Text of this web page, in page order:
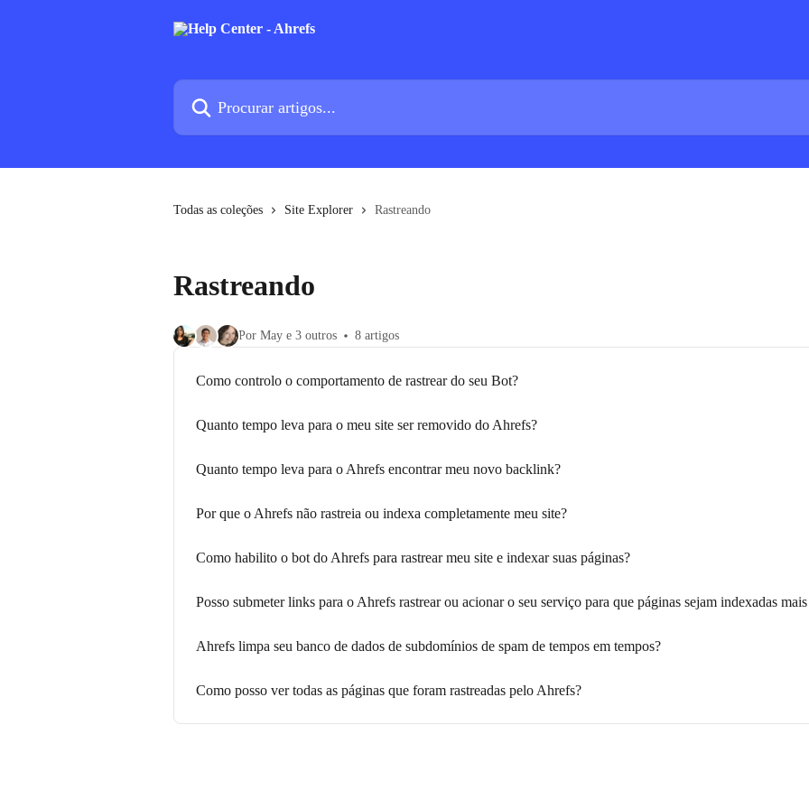
Procurar artigos...
Todas as coleções Site Explorer Rastreando
Rastreando
Por May e 3 outros 8 artigos
Como controlo o comportamento de rastrear do seu Bot?
Quanto tempo leva para o meu site ser removido do Ahrefs?
Quanto tempo leva para o Ahrefs encontrar meu novo backlink?
Por que o Ahrefs não rastreia ou indexa completamente meu site?
Como habilito o bot do Ahrefs para rastrear meu site e indexar suas páginas?
Posso submeter links para o Ahrefs rastrear ou acionar o seu serviço para que páginas sejam indexadas
Ahrefs limpa seu banco de dados de subdomínios de spam de tempos em tempos?
Como posso ver todas as páginas que foram rastreadas pelo Ahrefs?